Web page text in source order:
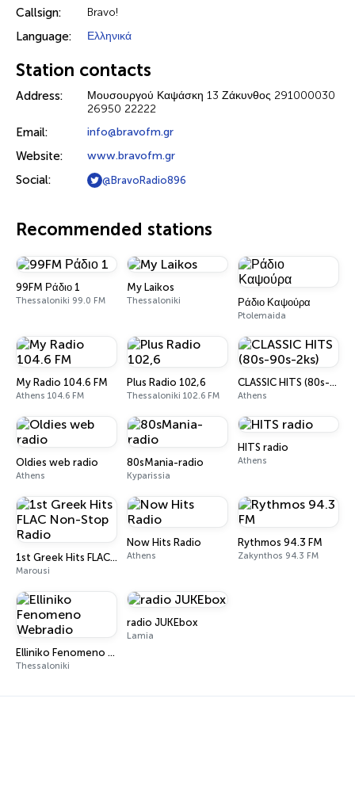
Callsign: Bravo!
Language: Ελληνικά
Station contacts
Address:
Μουσουργού Καψάσκη 13 Ζάκυνθος 291000030
26950 22222
Email: info@bravofm.gr
Website: www.bravofm.gr
Social: @BravoRadio896
Recommended stations
99FM Ράδιο 1
Thessaloniki 99.0 FM
My Laikos
Thessaloniki Ράδιο Καψούρα
Ptolemaida
My Radio 104.6 FM
Athens 104.6 FM
Plus Radio 102,6
Thessaloniki 102.6 FM
CLASSIC HITS (80s-90s-2ks)
Athens
Oldies web radio
Athens
80sMania-radio
Kyparissia
HITS radio
Athens
1st Greek Hits FLAC Non-Stop Radio
Marousi
Now Hits Radio
Athens
Rythmos 94.3 FM
Zakynthos 94.3 FM
Elliniko Fenomeno Webradio
Thessaloniki
radio JUKEbox
Lamia